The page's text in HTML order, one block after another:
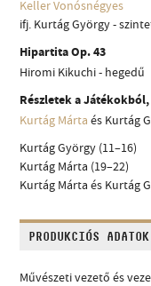
Keller Vonósnégyes
ifj. Kurtág György -
Hipartita Op. 43
Hiromi Kikuchi - hegedű
Részletek a
Kurtág Márta és Kurtág
Kurtág György (11–16)
Kurtág Márta (19–22)
Kurtág Márta és Kurtág
PRODUKCIÓS ADATOK
Művészeti vezető és